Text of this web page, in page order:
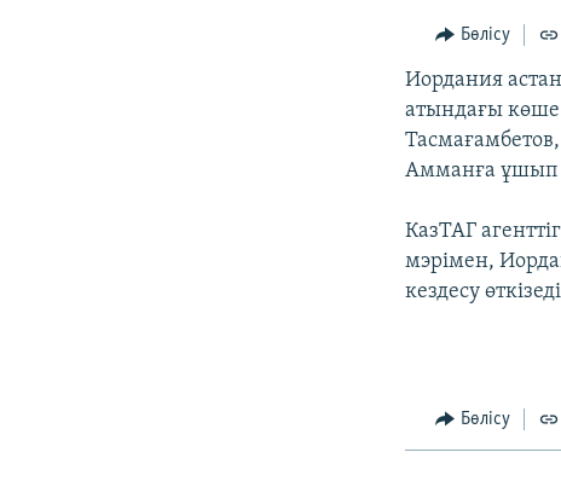
Бөлісу
Иордания
атындағы көше
Амманға ұшып
КазТАГ
мэрімен,
кездесу
Бөлісу